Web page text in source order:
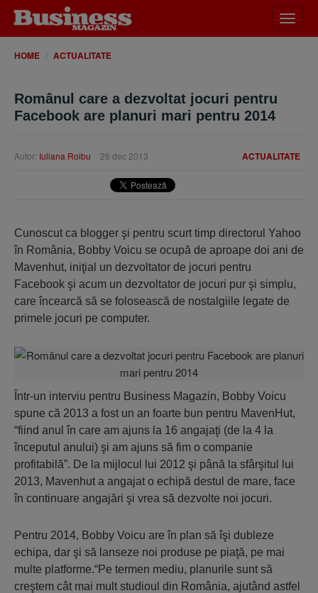
meniu
HOME ACTUALITATE
Românul care a dezvoltat jocuri pentru
Facebook are planuri mari pentru 2014
ACTUALITATE
Autor: Iuliana Roibu 26 dec 2013
Cunoscut ca blogger şi pentru scurt timp directorul Yahoo
în România, Bobby Voicu se ocupă de aproape doi ani de
Mavenhut, iniţial un dezvoltator de jocuri pentru
Facebook şi acum un dezvoltator de jocuri pur şi simplu,
care încearcă să se folosească de nostalgiile legate de
primele jocuri pe computer.
Într-un interviu pentru Business Magazin, Bobby Voicu
spune că 2013 a fost un an foarte bun pentru MavenHut,
“fiind anul în care am ajuns la 16 angajaţi (de la 4 la
începutul anului) şi am ajuns să fim o companie
profitabilă”. De la mijlocul lui 2012 şi până la sfârşitul lui
2013, Mavenhut a angajat o echipă destul de mare, face
în continuare angajări şi vrea să dezvolte noi jocuri.
Pentru 2014, Bobby Voicu are în plan să îşi dubleze
echipa, dar şi să lanseze noi produse pe piaţă, pe mai
multe platforme.“Pe termen mediu, planurile sunt să
creştem cât mai mult studioul din România, ajutând astfel